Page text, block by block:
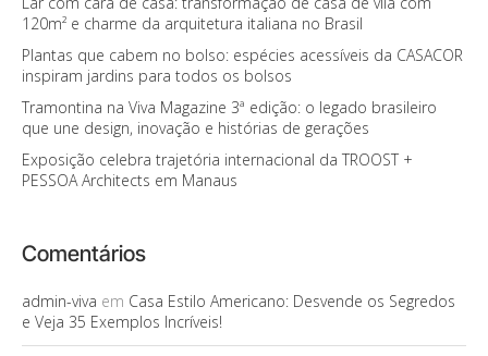
120m² e charme da arquitetura italiana no Brasil
Plantas que cabem no bolso: espécies acessíveis da CASACOR
inspiram jardins para todos os bolsos
Tramontina na Viva Magazine 3ª edição: o legado brasileiro
que une design, inovação e histórias de gerações
Exposição celebra trajetória internacional da TROOST +
PESSOA Architects em Manaus
Comentários
admin-viva em Casa Estilo Americano: Desvende os Segredos
e Veja 35 Exemplos Incríveis!